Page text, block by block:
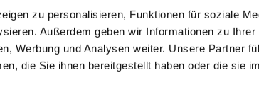
zu personalisieren, Funktionen für soziale
Außerdem geben wir Informationen zu Ihrer
Werbung und Analysen weiter. Unsere Partner
die Sie ihnen bereitgestellt haben oder die sie